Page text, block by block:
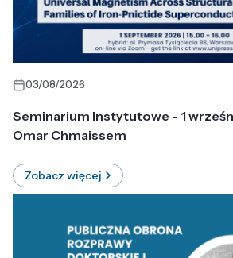
03/08/2026
Seminarium Instytutowe - 1
Omar Chmaissem
Zobacz więcej